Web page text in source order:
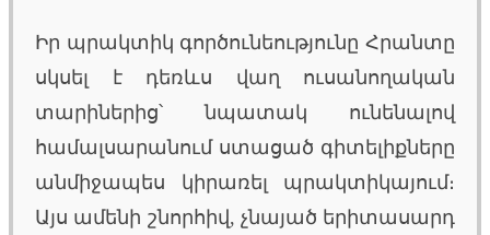
Իր պրակտիկ գործունեությունը Հրանտը
սկսել է դեռևս վաղ ուսանողական
տարիներից՝ նպատակ ունենալով
համալսարանում ստացած գիտելիքները
անմիջապես կիրառել պրակտիկայում։
Այս ամենի շնորհիվ, չնայած երիտասարդ